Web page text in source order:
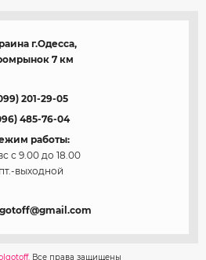
г.Одесса,
7 км
201-29-05
485-76-04
работы:
с 9.00 до 18.00
пт.-выходной
Все права защищены